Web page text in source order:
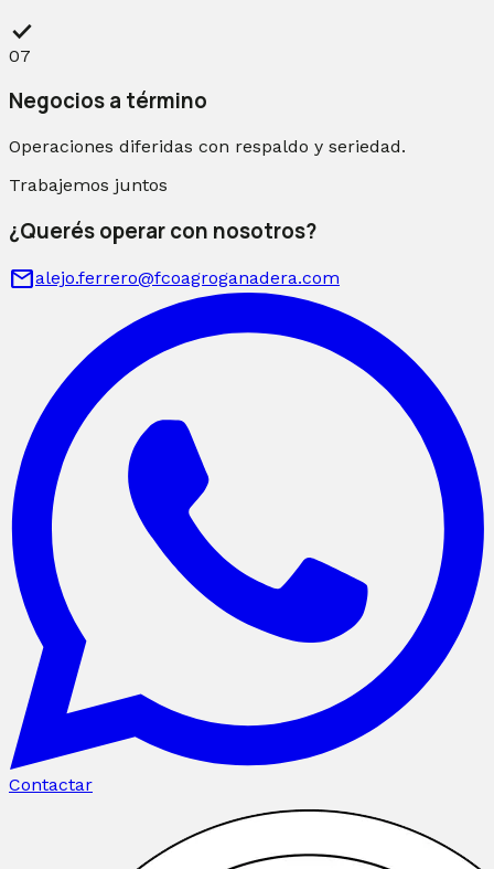
check
07
Negocios a término
Operaciones diferidas con respaldo y seriedad.
Trabajemos juntos
¿Querés operar con nosotros?
mailalejo.ferrero@fcoagroganadera.com
Contactar